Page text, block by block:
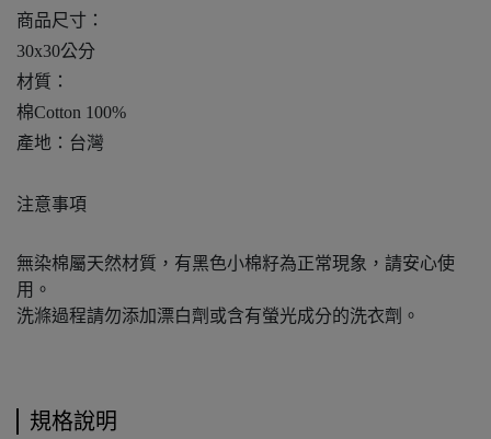
商品尺寸：
30x30公分
材質：
棉Cotton 100%
產地：台灣
注意事項
無染棉屬天然材質，有黑色小棉籽為正常現象，請安心使
用。
洗滌過程請勿添加漂白劑或含有螢光成分的洗衣劑。
規格說明